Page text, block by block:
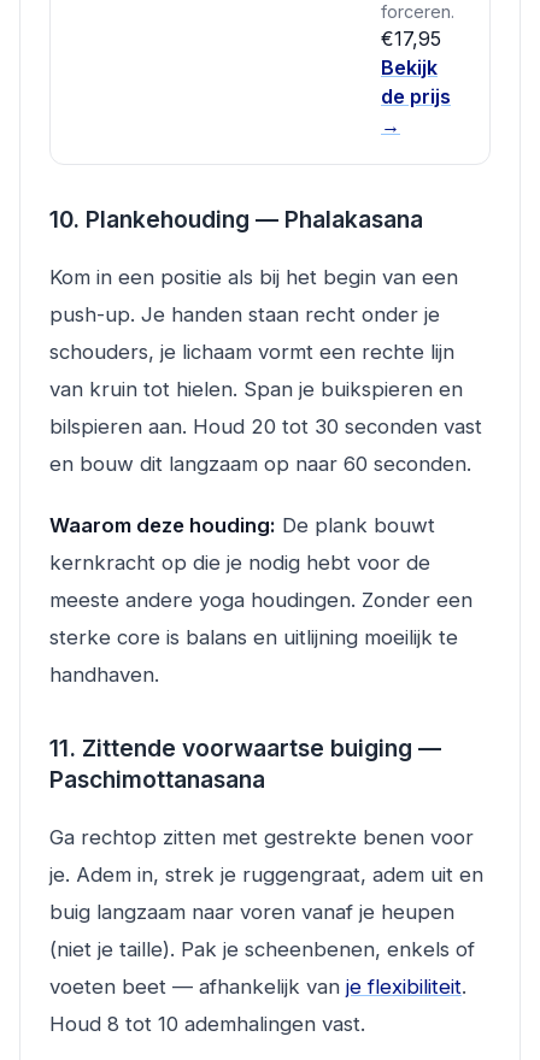
forceren.
€17,95
Bekijk
de prijs
→
10. Plankehouding — Phalakasana
Kom in een positie als bij het begin van een
push-up. Je handen staan recht onder je
schouders, je lichaam vormt een rechte lijn
van kruin tot hielen. Span je buikspieren en
bilspieren aan. Houd 20 tot 30 seconden vast
en bouw dit langzaam op naar 60 seconden.
Waarom deze houding: De plank bouwt
kernkracht op die je nodig hebt voor de
meeste andere yoga houdingen. Zonder een
sterke core is balans en uitlijning moeilijk te
handhaven.
11. Zittende voorwaartse buiging —
Paschimottanasana
Ga rechtop zitten met gestrekte benen voor
je. Adem in, strek je ruggengraat, adem uit en
buig langzaam naar voren vanaf je heupen
(niet je taille). Pak je scheenbenen, enkels of
voeten beet — afhankelijk van je flexibiliteit.
Houd 8 tot 10 ademhalingen vast.